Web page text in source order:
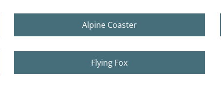
Alpine Coaster
Flying Fox